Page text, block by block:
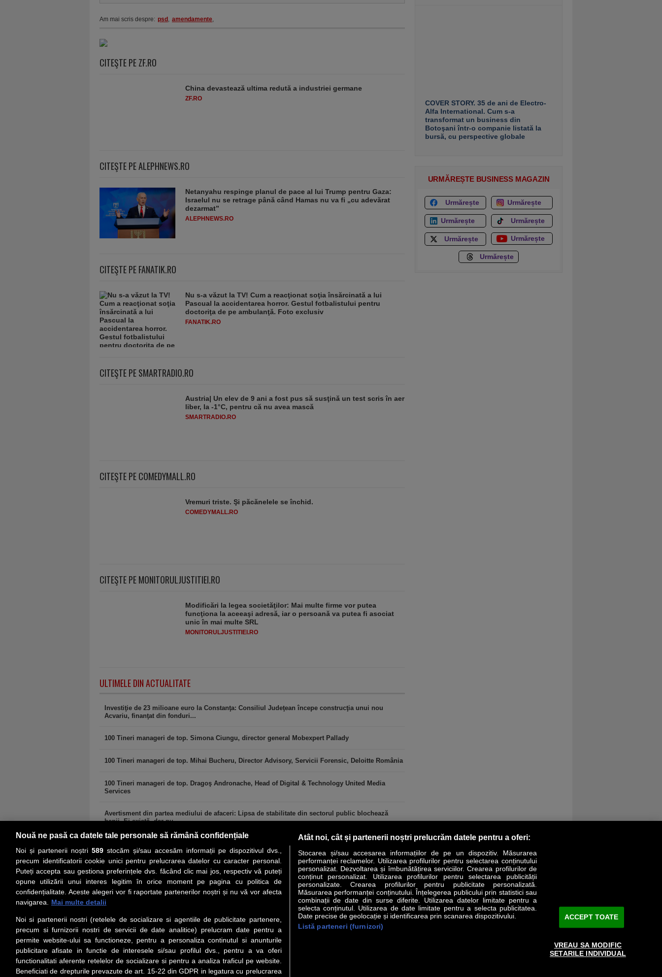
Am mai scris despre: psd , amendamente,
CITEŞTE PE ZF.RO
China devastează ultima redută a industriei germane
ZF.RO
CITEŞTE PE ALEPHNEWS.RO
Netanyahu respinge planul de pace al lui Trump pentru Gaza:
Israelul nu se retrage până când Hamas nu va fi „cu adevărat
dezarmat”
ALEPHNEWS.RO
CITEŞTE PE FANATIK.RO
Nu s-a văzut la TV! Cum a reacţionat soţia însărcinată a lui
Pascual la accidentarea horror. Gestul fotbalistului pentru
doctoriţa de pe ambulanţă. Foto exclusiv
FANATIK.RO
CITEŞTE PE SMARTRADIO.RO
Austria| Un elev de 9 ani a fost pus să susţină un test scris în aer
liber, la -1°C, pentru că nu avea mască
SMARTRADIO.RO
CITEŞTE PE COMEDYMALL.RO
Vremuri triste. Şi păcănelele se închid.
COMEDYMALL.RO
CITEŞTE PE MONITORULJUSTITIEI.RO
Modificări la legea societăţilor: Mai multe firme vor putea
funcţiona la aceeaşi adresă, iar o persoană va putea fi asociat
unic în mai multe SRL
MONITORULJUSTITIEI.RO
ULTIMELE DIN ACTUALITATE
Investiţie de 23 milioane euro la Constanţa: Consiliul Judeţean începe construcţia unui nou
Acvariu, finanţat din fonduri...
100 Tineri manageri de top. Simona Ciungu, director general Mobexpert Pallady
100 Tineri manageri de top. Mihai Bucheru, Director Advisory, Servicii Forensic, Deloitte România
100 Tineri manageri de top. Dragoş Andronache, Head of Digital & Technology United Media
Services
Avertisment din partea mediului de afaceri: Lipsa de stabilitate din sectorul public blochează
banii. Ei există, dar nu...
COVER STORY. 35 de ani de Electro-
Alfa International. Cum s-a
transformat un business din
Botoşani într-o companie listată la
bursă, cu perspective globale
URMĂREȘTE BUSINESS MAGAZIN
Urmărește Urmărește
Urmărește Urmărește
Urmărește Urmărește
Urmărește
PRIMA PAGINĂ COVER STORY LIDERI ANALIZE HI-TECH MEET THE CEO LIFESTYLE SPECIAL OPINII
Social
Urmareste-ne pe Facebook
iarul Financiar
Despre Noi
Contact Redactie
Contact Marketing
Contact Vanzari
Politica de confidentialitate
Termeni si conditii
About cookies
Servicii Revista Business Magazin
Abonează-te şi primeşte revista acasă
Nouă ne pasă ca datele tale personale să rămână confidențiale
Noi și partenerii noștri 589stocăm și/sau accesăm informații pe dispozitivul dvs.,
precum identificatorii cookie unici pentru prelucrarea datelor cu caracter personal.
Puteți accepta sau gestiona preferințele dvs. făcând clic mai jos, respectiv vă puteți
opune utilizării unui interes legitim în orice moment pe pagina cu politica de
confidențialitate. Aceste alegeri vor fi raportate partenerilor noștri și nu vă vor afecta
navigarea.
Mai multe detalii
Noi si partenerii nostri (retelele de socializare si agentiile de publicitate partenere,
precum si furnizorii nostri de servicii de date analitice) prelucram date pentru a
permite website-ului sa functioneze, pentru a personaliza continutul si anunturile
publicitare afisate in functie de interesele si/sau profilul dvs., pentru a va oferi
functionalitati aferente retelelor de socializare si pentru a analiza traficul pe website.
Beneficiati de drepturile prevazute de art. 15-22 din GDPR in legatura cu prelucrarea
Atât noi, cât și partenerii noștri prelucrăm datele pentru a oferi:
Stocarea și/sau accesarea informațiilor de pe un dispozitiv. Măsurarea
performanței reclamelor. Utilizarea profilurilor pentru selectarea conținutului
personalizat. Dezvoltarea și îmbunătățirea serviciilor. Crearea profilurilor de
conținut personalizat. Utilizarea profilurilor pentru selectarea publicității
personalizate. Crearea profilurilor pentru publicitate personalizată.
Măsurarea performanței conținutului. Înțelegerea publicului prin statistici sau
combinații de date din surse diferite. Utilizarea datelor limitate pentru a
selecta conținutul. Utilizarea de date limitate pentru a selecta publicitatea.
Date precise de geolocație și identificarea prin scanarea dispozitivului.
Listă parteneri (furnizori)
ACCEPT TOATE
VREAU SA MODIFIC
SETARILE INDIVIDUAL